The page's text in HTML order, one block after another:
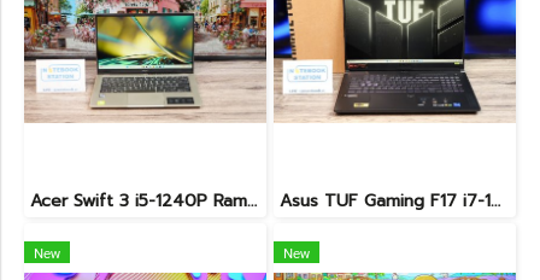
Acer Swift 3 i5-1240P Ram8 SSD512 จอ14 2k IPS สเปคสูง คีย์บอร์ดไฟ ดีไซน์สวย เรียบหรู บางเบา เครื่องพร้อมใช้งาน ขายเพียง 12,990.- Asus TUF Gaming F17 i7-12700H RTX4050 Ram16 SSD512 จอ17.3 144Hz เครื่องสวย จอใหญ่ สเปคแรง ครบกล่อง เพียง 34,990.-เท่านั้น
New New